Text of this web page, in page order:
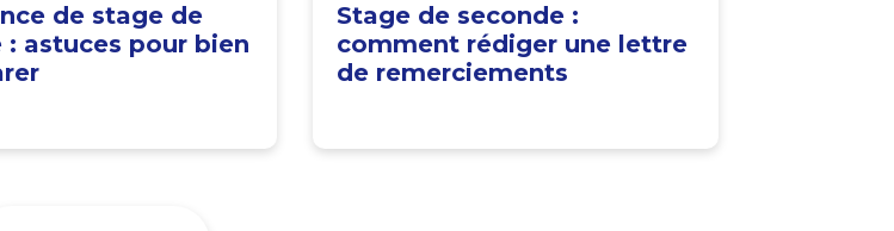
de stage de
: astuces pour bien
Stage de seconde :
comment rédiger une lettre
de remerciements